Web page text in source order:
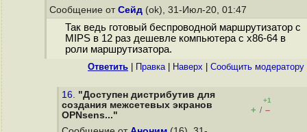
Сообщение от Сейд (ok), 31-Июл-20, 01:47
Так ведь готовый беспроводной маршрутизатор с
MIPS в 12 раз дешевле компьютера с x86-64 в
роли маршрутизатора.
Ответить Правка| Наверх Cообщить модератору
16. "Доступен дистрибутив для
создания межсетевых экранов
OPNsens..."
+1
+ / –